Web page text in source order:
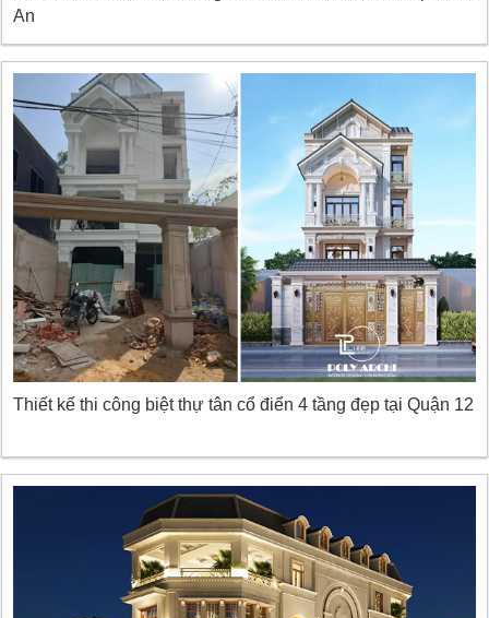
An
Thiết kế thi công biệt thự tân cổ điển 4 tầng đẹp tại Quận 12